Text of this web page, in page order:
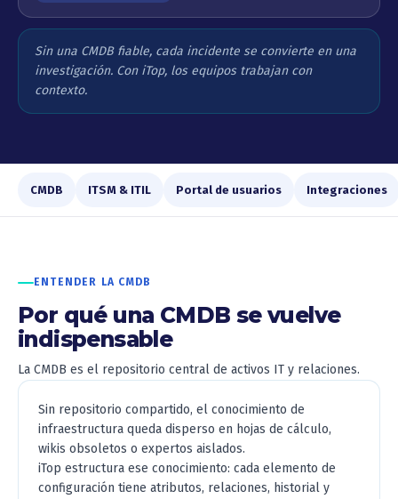
Sin una CMDB fiable, cada incidente se convierte en una
investigación. Con iTop, los equipos trabajan con
contexto.
CMDB ITSM & ITIL Portal de usuarios Integraciones
ENTENDER LA CMDB
Por qué una CMDB se vuelve
indispensable
La CMDB es el repositorio central de activos IT y relaciones.
Sin repositorio compartido, el conocimiento de
infraestructura queda disperso en hojas de cálculo,
wikis obsoletos o expertos aislados.
iTop estructura ese conocimiento: cada elemento de
configuración tiene atributos, relaciones, historial y